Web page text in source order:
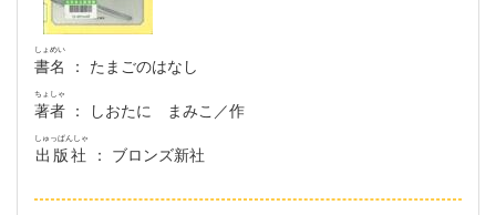
書名
しょめい
： たまごのはなし
著者
ちょしゃ
： しおたに まみこ／作
出版社
しゅっぱんしゃ
： ブロンズ新社